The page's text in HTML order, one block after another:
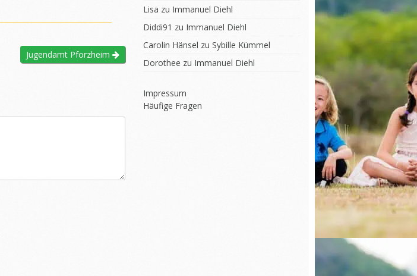
Jugendamt Pforzheim
Lisa zu Immanuel Diehl
Diddi91 zu Immanuel Diehl
Carolin Hänsel zu Sybille Kümmel
Dorothee zu Immanuel Diehl
Impressum
Häufige Fragen